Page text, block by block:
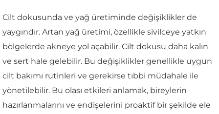
Cilt dokusunda ve yağ üretiminde değişiklikler de
yaygındır. Artan yağ üretimi, özellikle sivilceye yatkın
bölgelerde akneye yol açabilir. Cilt dokusu daha kalın
ve sert hale gelebilir. Bu değişiklikler genellikle uygun
cilt bakımı rutinleri ve gerekirse tıbbi müdahale ile
yönetilebilir. Bu olası etkileri anlamak, bireylerin
hazırlanmalarını ve endişelerini proaktif bir şekilde ele